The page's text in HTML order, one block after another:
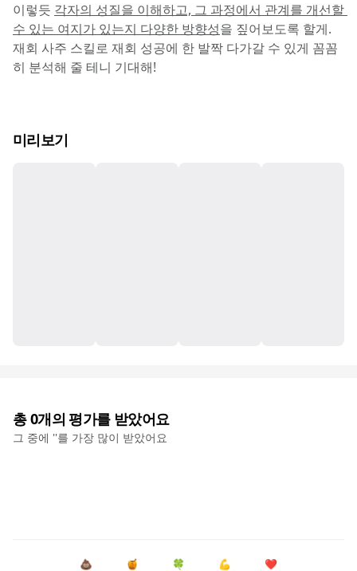
이렇듯 각자의 성질을 이해하고, 그 과정에서 관계를 개선할
수 있는 여지가 있는지 다양한 방향성을 짚어보도록 할게.
재회 사주 스킬로 재회 성공에 한 발짝 다가갈 수 있게 꼼꼼
히 분석해 줄 테니 기대해!
미리보기
총0개의 평가를 받았어요
그 중에 ''를 가장 많이 받았어요
💩 🍯 🍀 💪 ❤️